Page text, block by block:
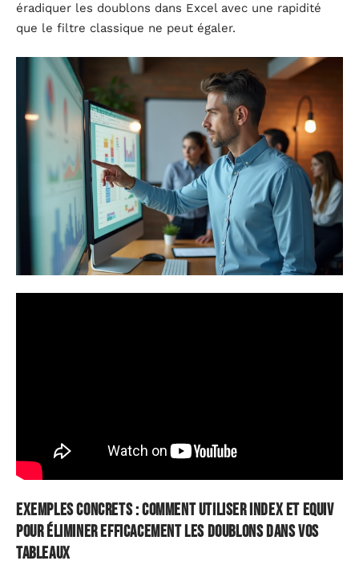
éradiquer les doublons dans Excel avec une rapidité
que le filtre classique ne peut égaler.
Exemples concrets : comment utiliser INDEX et EQUIV
pour éliminer efficacement les doublons dans vos
tableaux